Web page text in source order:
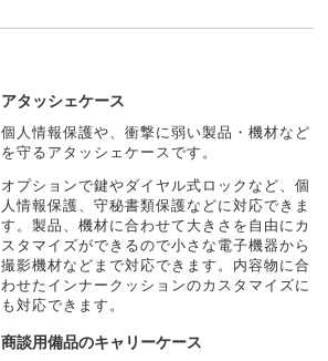
アタッシェケース
個人情報保護や、衝撃に弱い製品・機材など
を守るアタッシェケースです。
オプションで鍵やダイヤル式ロックなど、個
人情報保護、守秘書類保護などに対応できま
す。製品、機材に合わせて大きさを自由にカ
スタマイズができるので小さな電子機器から
撮影機材などまで対応できます。内容物に合
わせたインナークッションのカスタマイズに
も対応できます。
商談用備品のキャリーケース